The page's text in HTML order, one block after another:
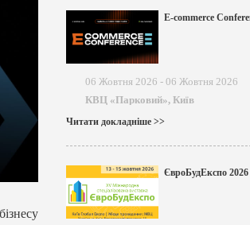
E-commerce
06 Жовтня 2026 - 06 Жовтня 2026
КВЦ «Парковий», Київ
Читати докладніше >>
ЄвроБудЕкспо 2026